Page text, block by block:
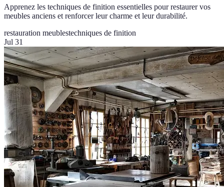
Apprenez les techniques de finition essentielles pour restaurer vos
meubles anciens et renforcer leur charme et leur durabilité.
restauration meublestechniques de finition
Jul 31